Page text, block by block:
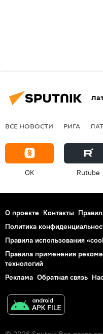
ВСЕ НОВОСТИ РИГА
OK Rutube
О проекте Контакты
Политика
Правила использования
Правила применения
технологий
Реклама Обратная связь